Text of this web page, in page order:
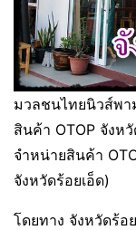
มวลชนไทยนิวส์พา
สินค้า OTOP จังห
จำหน่ายสินค้า
จังหวัดร้อยเอ็ด)
โดยทาง จังหวัดร้อ